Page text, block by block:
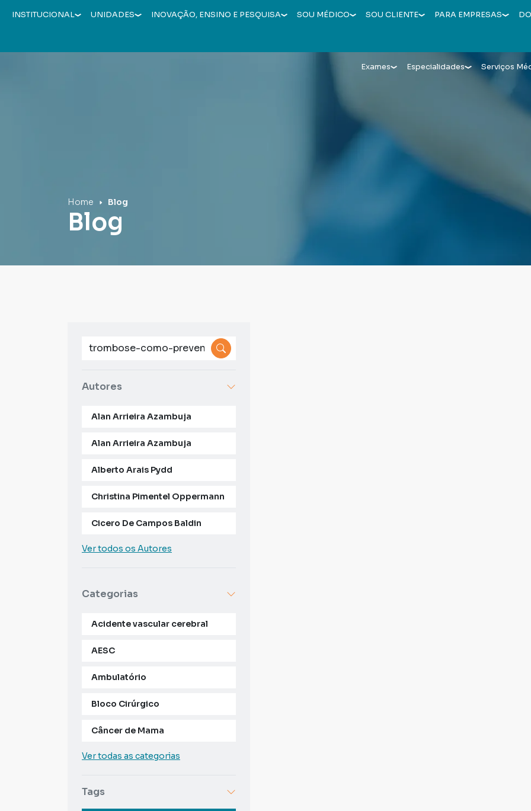
INSTITUCIONAL UNIDADES INOVAÇÃO, ENSINO E PESQUISA SOU MÉDICO SOU CLIENTE PARA EMPRESAS
Exames Especialidades Serviços
Home Blog
Blog
Autores
Alan Arrieira Azambuja
Alan Arrieira Azambuja
Alberto Arais Pydd
Christina Pimentel Oppermann
Cicero De Campos Baldin
Ver todos os Autores
Categorias
Acidente vascular cerebral
AESC
Ambulatório
Bloco Cirúrgico
Câncer de Mama
Ver todas as categorias
Tags